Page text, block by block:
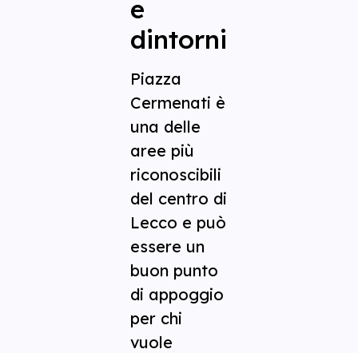
e
dintorni
Piazza
Cermenati è
una delle
aree più
riconoscibili
del centro di
Lecco e può
essere un
buon punto
di appoggio
per chi
vuole